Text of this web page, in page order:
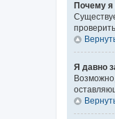
Почему я
Я давно